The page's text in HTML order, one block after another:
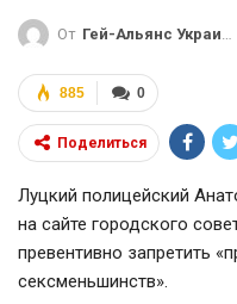
От Гей-Альянс Украина
0
885
Поделиться
Луцкий полицейский
на сайте городского
превентивно запретить
сексменьшинств».